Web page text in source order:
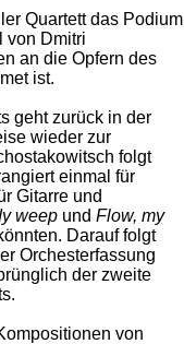
Quartett das Podium
von Dmitri
an die Opfern des
ist.
geht zurück in der
wieder zur
folgt
einmal für
Gitarre und
weepund Flow, my
Darauf folgt
Orchesterfassung
der zweite
von